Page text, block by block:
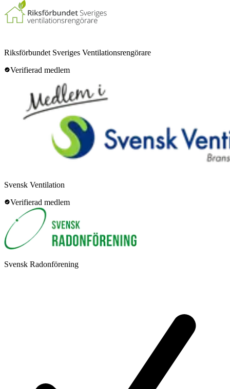
Riksförbundet Sveriges Ventilationsrengörare
Verifierad medlem
Svensk Ventilation
Verifierad medlem
Svensk Radonförening